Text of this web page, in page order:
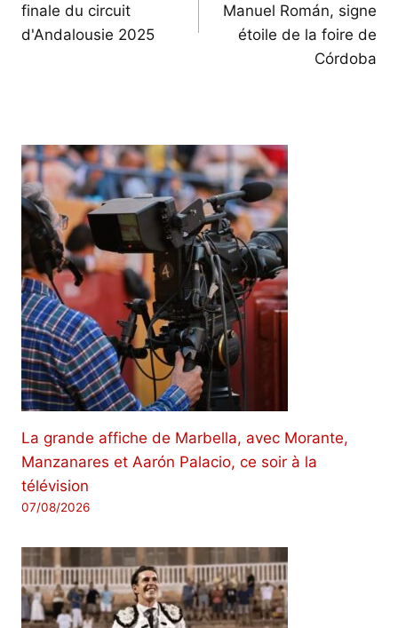
finale du circuit
d'Andalousie 2025
Manuel Román, signe
étoile de la foire de
Córdoba
La grande affiche de Marbella, avec Morante,
Manzanares et Aarón Palacio, ce soir à la
télévision
07/08/2026